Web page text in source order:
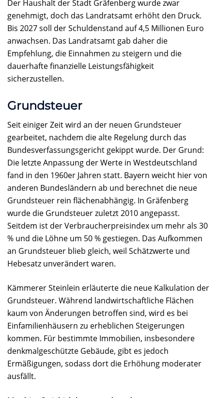
Der Haushalt der Stadt Gräfenberg wurde zwar
genehmigt, doch das Landratsamt erhöht den Druck.
Bis 2027 soll der Schuldenstand auf 4,5 Millionen Euro
anwachsen. Das Landratsamt gab daher die
Empfehlung, die Einnahmen zu steigern und die
dauerhafte finanzielle Leistungsfähigkeit
sicherzustellen.
Grundsteuer
Seit einiger Zeit wird an der neuen Grundsteuer
gearbeitet, nachdem die alte Regelung durch das
Bundesverfassungsgericht gekippt wurde. Der Grund:
Die letzte Anpassung der Werte in Westdeutschland
fand in den 1960er Jahren statt. Bayern weicht hier von
anderen Bundesländern ab und berechnet die neue
Grundsteuer rein flächenabhängig. In Gräfenberg
wurde die Grundsteuer zuletzt 2010 angepasst.
Seitdem ist der Verbraucherpreisindex um mehr als 30
% und die Löhne um 50 % gestiegen. Das Aufkommen
an Grundsteuer blieb gleich, weil Schätzwerte und
Hebesatz unverändert waren.
Kämmerer Steinlein erläuterte die neue Kalkulation der
Grundsteuer. Während landwirtschaftliche Flächen
kaum von Änderungen betroffen sind, wird es bei
Einfamilienhäusern zu erheblichen Steigerungen
kommen. Für bestimmte Immobilien, insbesondere
denkmalgeschützte Gebäude, gibt es jedoch
Ermäßigungen, sodass dort die Erhöhung moderater
ausfällt.